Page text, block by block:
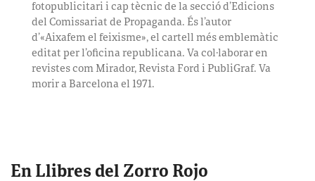
fotopublicitari i cap tècnic de la secció d’Edicions
del Comissariat de Propaganda. És l’autor
d’«Aixafem el feixisme», el cartell més emblemàtic
editat per l’oficina republicana. Va col·laborar en
revistes com Mirador, Revista Ford i PubliGraf. Va
morir a Barcelona el 1971.
En Llibres del Zorro Rojo